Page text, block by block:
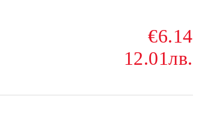
€6.14
12.01лв.